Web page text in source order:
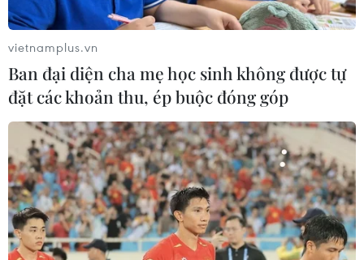
TIN CÙNG CHUYÊN MỤC
Cơ cấu lại vốn nhà nước tại doanh
nghiệp gắn với mục tiêu tăng trưởng
vietnamplus.vn
Ban đại diện cha mẹ học sinh không được tự
đặt các khoản thu, ép buộc đóng góp